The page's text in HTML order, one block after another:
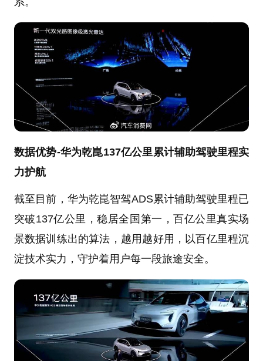
数据优势-华为乾崑137亿公里累计辅助驾驶里程实
力护航
截至目前，华为乾崑智驾ADS累计辅助驾驶里程已
突破137亿公里，稳居全国第一，百亿公里真实场
景数据训练出的算法，越用越好用，以百亿里程沉
淀技术实力，守护着用户每一段旅途安全。